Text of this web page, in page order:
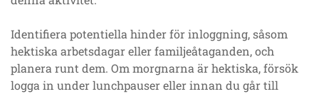
Identifiera potentiella hinder för inloggning, såsom
hektiska arbetsdagar eller familjeåtaganden, och
planera runt dem. Om morgnarna är hektiska, försök
logga in under lunchpauser eller innan du går till